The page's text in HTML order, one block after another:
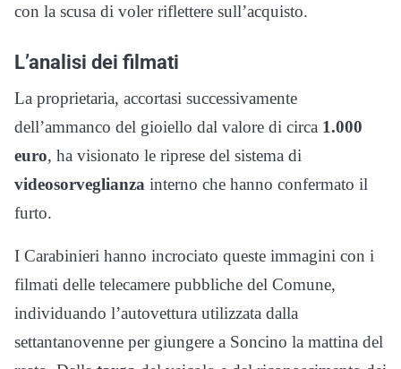
con la scusa di voler riflettere sull’acquisto.
L’analisi dei filmati
La proprietaria, accortasi successivamente
dell’ammanco del gioiello dal valore di circa 1.000
euro, ha visionato le riprese del sistema di
videosorveglianza interno che hanno confermato il
furto.
I Carabinieri hanno incrociato queste immagini con i
filmati delle telecamere pubbliche del Comune,
individuando l’autovettura utilizzata dalla
settantanovenne per giungere a Soncino la mattina del